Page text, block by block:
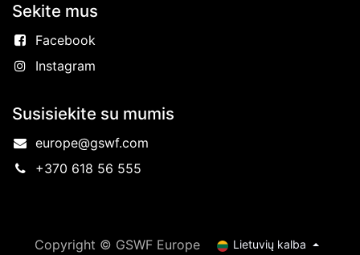
Sekite mus
Facebook
Instagram
Susisiekite su mumis
europe@gswf.com
+370 618 56 555
Copyright © GSWF Europe Lietuvių kalba